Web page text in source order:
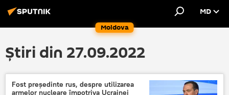
Moldova
MD
Știri din 27.09.2022
Fost președinte rus, despre utilizarea
armelor nucleare împotriva Ucrainei